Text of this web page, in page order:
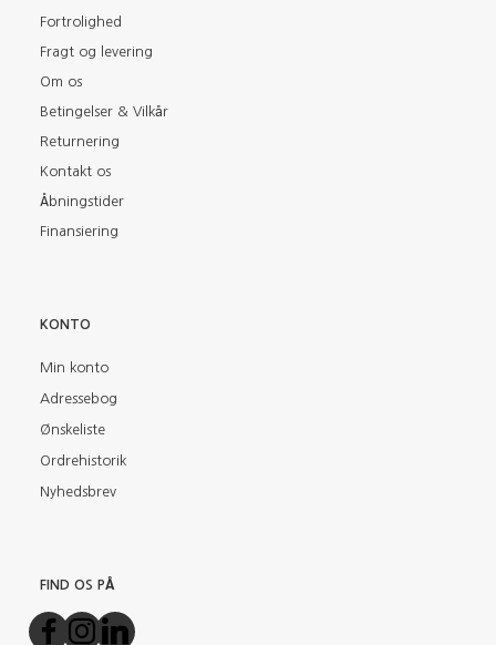
Fortrolighed
Fragt og levering
Om os
Betingelser & Vilkår
Returnering
Kontakt os
Åbningstider
Finansiering
KONTO
Min konto
Adressebog
Ønskeliste
Ordrehistorik
Nyhedsbrev
FIND OS PÅ